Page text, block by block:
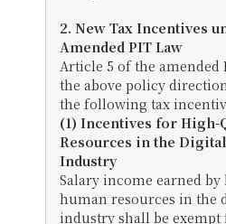
2. New Tax Incentives
Amended PIT Law
Article 5 of the amended
the above policy
the following tax
(1) Incentives for High-
Resources in the
Industry
Salary income earned
human resources in the
industry shall be